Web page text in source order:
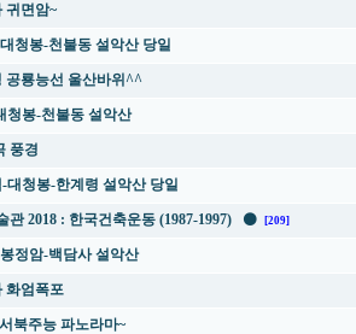
귀면암~
청봉-천불동 설악산 당일
공룡능선 울산바위^^
청봉-천불동 설악산
풍경
-대청봉-한계령 설악산 당일
관 2018 : 한국건축운동 (1987-1997) ⚫ [209]
정암-백담사 설악산
화엄폭포
북주능 파노라마~